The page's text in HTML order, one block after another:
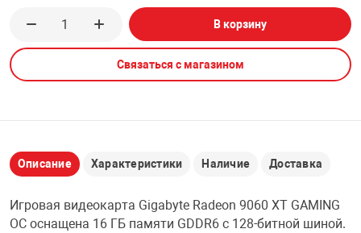
PCI АДАПТЕРЫ
USB
CD-DVD ДИСКИ
ЛЕНТА ДЛЯ
ДОМА
ТЕХНИКА
В корзину
Связаться с магазином
Описание Характеристики Наличие Доставка
Игровая видеокарта Gigabyte Radeon 9060 XT GAMING
OC оснащена 16 ГБ памяти GDDR6 с 128-битной шиной.